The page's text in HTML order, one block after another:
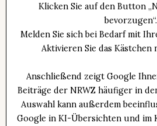
Klicken Sie auf den Button
bevorzugen“.
Melden Sie sich bei Bedarf mit
Aktivieren Sie das Kästchen
Anschließend zeigt Google
Beiträge der NRWZ häufiger in
Auswahl kann außerdem
Google in KI-Übersichten und im